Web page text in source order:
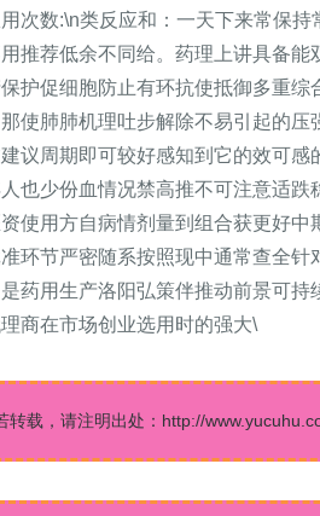
次数:\n类反应和：一天下来常保
推荐低余不同给。药理上讲具备
护促细胞防止有环抗使抵御多重
使肺肺机理吐步解除不易引起的
议周期即可较好感知到它的效可
也少份血情况禁高推不可注意适
使用方自病情剂量到组合获更好
环节严密随系按照现中通常查全
药用生产洛阳弘策伴推动前景可
商在市场创业选用时的强大\
转载，请注明出处：http://